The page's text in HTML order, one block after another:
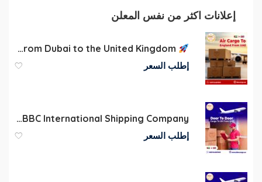
إعلانات اكثر من نفس المعلن
إطلب السعر
Dubai to UK Cargo Charges Per KG | BBC International Shipping Company
إطلب السعر